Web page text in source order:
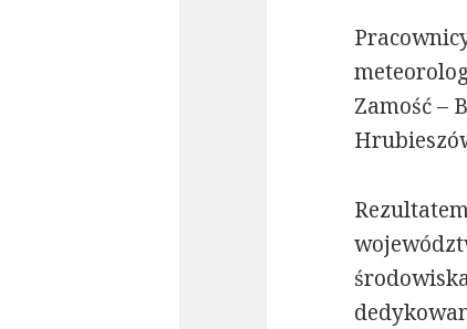
Zamość –